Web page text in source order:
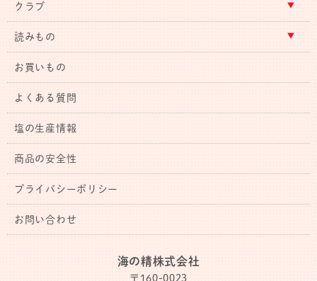
クラブ
読みもの
お買いもの
よくある質問
塩の生産情報
商品の安全性
プライバシーポリシー
お問い合わせ
海の精株式会社
〒160-0023